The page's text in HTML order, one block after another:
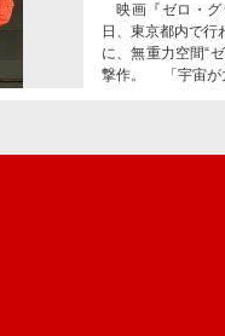
映画『ゼロ・グ
日、東京都内で
に、無重力空間“
撃作。 「宇宙が